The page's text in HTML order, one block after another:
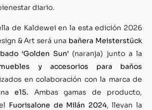
diario.
de Kaldewei en la esta edición 2026
& Art será una bañera Meisterstück
‘Golden Sun’ (naranja) junto a la
y accesorios para baños
en colaboración con la marca de
e15. Ambas gamas de producto,
Fuorisalone de Milán 2024, llevan la